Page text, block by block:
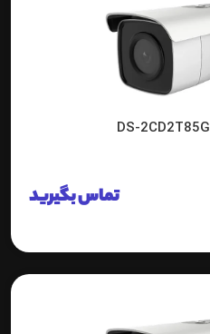
تماس بگیرید